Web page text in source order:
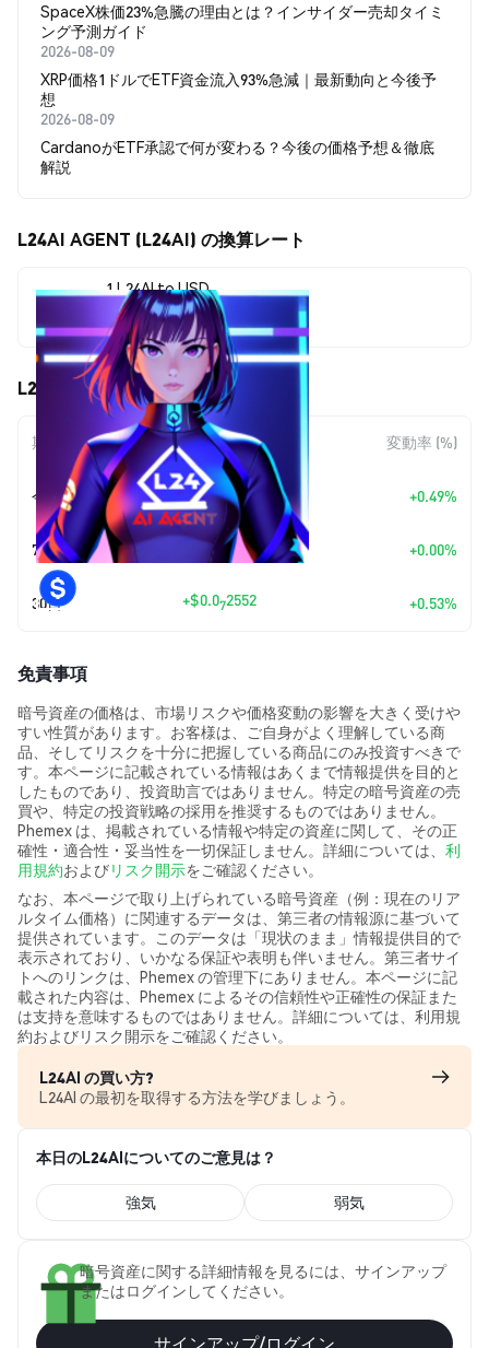
SpaceX株価23%急騰の理由とは？インサイダー売却タイミ
ング予測ガイド
2026-08-09
XRP価格1ドルでETF資金流入93%急減｜最新動向と今後予
想
2026-08-09
CardanoがETF承認で何が変わる？今後の価格予想＆徹底
解説
L24AI AGENT (L24AI) の換算レート
1 L24AI to USD
$0.00000485
L24AI AGENT (L24AI) の価格変動
期間 金額変動 変動率 (%)
今日 +$0.072386 +0.49%
7日 $0.00 +0.00%
30日 +$0.072552 +0.53%
免責事項
暗号資産の価格は、市場リスクや価格変動の影響を大きく受けや
すい性質があります。お客様は、ご自身がよく理解している商
品、そしてリスクを十分に把握している商品にのみ投資すべきで
す。本ページに記載されている情報はあくまで情報提供を目的と
したものであり、投資助言ではありません。特定の暗号資産の売
買や、特定の投資戦略の採用を推奨するものではありません。
Phemex は、掲載されている情報や特定の資産に関して、その正
確性・適合性・妥当性を一切保証しません。詳細については、 利
用規約およびリスク開示をご確認ください。
なお、本ページで取り上げられている暗号資産（例：現在のリア
ルタイム価格）に関連するデータは、第三者の情報源に基づいて
提供されています。このデータは「現状のまま」情報提供目的で
表示されており、いかなる保証や表明も伴いません。第三者サイ
トへのリンクは、Phemex の管理下にありません。本ページに記
載された内容は、Phemex によるその信頼性や正確性の保証また
は支持を意味するものではありません。詳細については、利用規
約およびリスク開示をご確認ください。
L24AI の買い方?
L24AI の最初を取得する方法を学びましょう。
本日のL24AIについてのご意見は？
強気 弱気
暗号資産に関する詳細情報を見るには、サインアップ
またはログインしてください。
サインアップ/ログイン